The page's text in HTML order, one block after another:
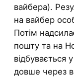
вайбера).
на вайбер
Потім
пошту та на
відбувається
довше через